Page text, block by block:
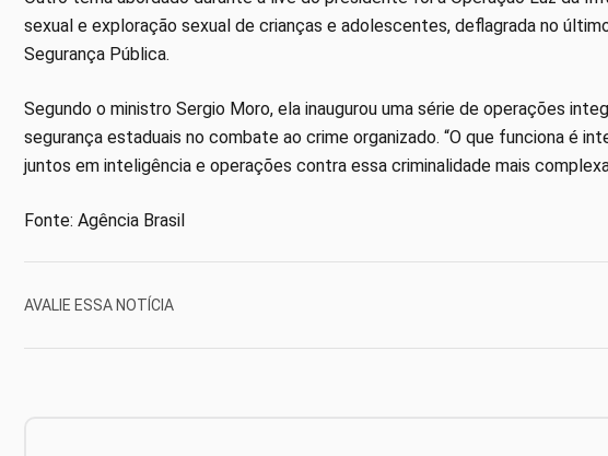
sexual e exploração sexual de crianças e adolescentes, deflagrada no
Segurança Pública.
Segundo o ministro Sergio Moro, ela inaugurou uma série de operações
segurança estaduais no combate ao crime organizado. “O que funciona é
juntos em inteligência e operações contra essa criminalidade mais
Fonte: Agência Brasil
AVALIE ESSA NOTÍCIA